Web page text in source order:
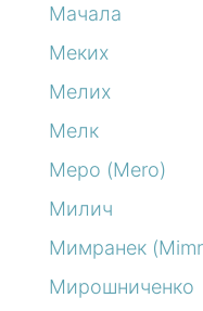
Мачала
Меких
Мелих
Мелк
Меро (Mero)
Милич
Мимранек
Мирошниченко